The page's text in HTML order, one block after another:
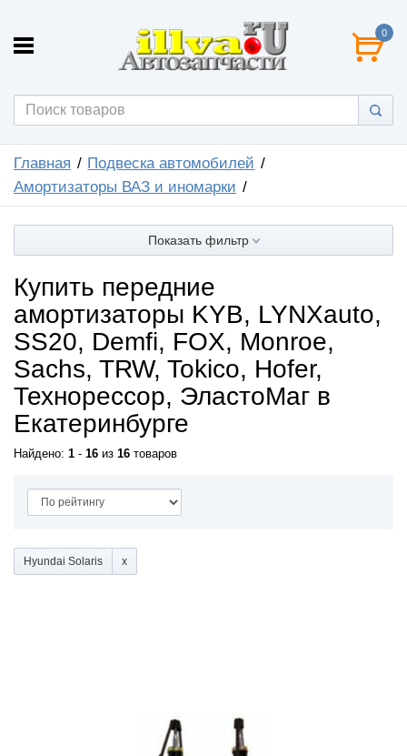
0
Главная
Подвеска автомобилей
Амортизаторы ВАЗ и иномарки
Показать фильтр
Купить передние
амортизаторы KYB, LYNXauto,
SS20, Demfi, FOX, Monroe,
Sachs, TRW, Tokico, Hofer,
Технорессор, ЭластоМаг в
Екатеринбурге
Найдено: 1 - 16 из 16 товаров
Hyundai Solaris